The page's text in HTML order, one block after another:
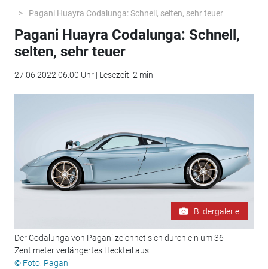
Pagani Huayra Codalunga: Schnell, selten, sehr teuer
Pagani Huayra Codalunga: Schnell,
selten, sehr teuer
27.06.2022 06:00 Uhr | Lesezeit: 2 min
Bildergalerie
Der Codalunga von Pagani zeichnet sich durch ein um 36
Zentimeter verlängertes Heckteil aus.
© Foto: Pagani